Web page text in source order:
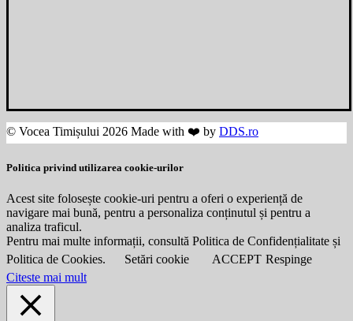
© Vocea Timișului 2026 Made with ❤️ by DDS.ro
Politica privind utilizarea cookie-urilor
Acest site folosește cookie-uri pentru a oferi o experiență de
navigare mai bună, pentru a personaliza conținutul și pentru a
analiza traficul.
Pentru mai multe informații, consultă Politica de Confidențialitate și
Politica de Cookies.
Setări cookie ACCEPT Respinge
Citeste mai mult